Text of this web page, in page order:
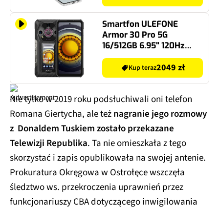
Smartfon ULEFONE
Armor 30 Pro 5G
16/512GB 6.95" 120Hz
Kup teraz2049 zł
Nie tylko w 2019 roku podsłuchiwali oni telefon
Romana Giertycha, ale teżnagranie jego rozmowy
z Donaldem Tuskiem zostało przekazane
Telewizji Republika. Ta nie omieszkała z tego
skorzystać i zapis opublikowała na swojej antenie.
Prokuratura Okręgowa w Ostrołęce wszczęła
śledztwo ws. przekroczenia uprawnień przez
funkcjonariuszy CBA dotyczącego inwigilowania